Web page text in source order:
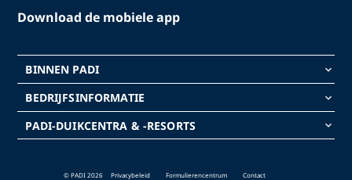
Download de mobiele app
BINNEN PADI keyboard_arrow_down
BEDRIJFSINFORMATIE keyboard_arrow_down
PADI-DUIKCENTRA & -RESORTS keyboard_arrow_down
© PADI 2026 Privacybeleid Formulierencentrum Contact